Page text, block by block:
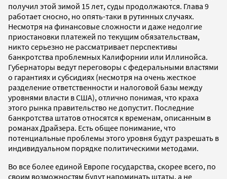
получил этой зимой 15 лет, суды продолжаются. Глава 9
работает сносно, но опять-таки в рутинных случаях.
Несмотря на финансовые сложности и даже недолгие
приостановки платежей по текущим обязательствам,
никто серьезно не рассматривает перспективы
банкротства проблемных Калифорнии или Иллинойса.
Губернаторы ведут переговоры с федеральными властями
о гарантиях и субсидиях (несмотря на очень жесткое
разделение ответственности и налоговой базы между
уровнями власти в США), отлично понимая, что краха
этого рынка правительство не допустит. Последние
банкротства штатов относятся к временам, описанным в
романах Драйзера. Есть общее понимание, что
потенциальные проблемы этого уровня будут разрешать в
индивидуальном порядке политическими методами.
Во все более единой Европе государства, скорее всего, по
своим возможностям будут напоминать штаты, а не